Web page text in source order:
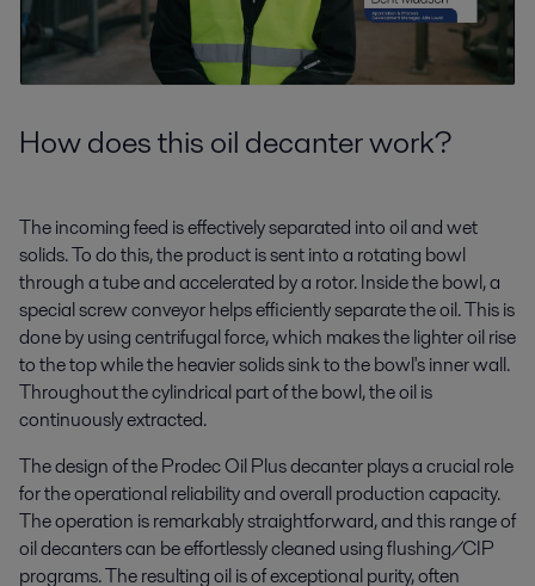
How does this oil decanter work?
The incoming feed is effectively separated into oil and wet
solids. To do this, the product is sent into a rotating bowl
through a tube and accelerated by a rotor. Inside the bowl, a
special screw conveyor helps efficiently separate the oil. This is
done by using centrifugal force, which makes the lighter oil rise
to the top while the heavier solids sink to the bowl's inner wall.
Throughout the cylindrical part of the bowl, the oil is
continuously extracted.
The design of the Prodec Oil Plus decanter plays a crucial role
for the operational reliability and overall production capacity.
The operation is remarkably straightforward, and this range of
oil decanters can be effortlessly cleaned using flushing/CIP
programs. The resulting oil is of exceptional purity, often